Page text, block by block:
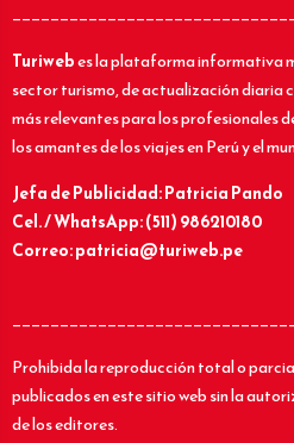
Turiwebes la plataforma informativa
sector turismo, de actualización diaria
más relevantes para los profesionales
los amantes de los viajes en Perú y el
Jefa de Publicidad: Patricia Pando
Cel. / WhatsApp: (511) 986210180
Correo: patricia@turiweb.pe
Prohibida la reproducción total o
publicados en este sitio web sin la
de los editores.